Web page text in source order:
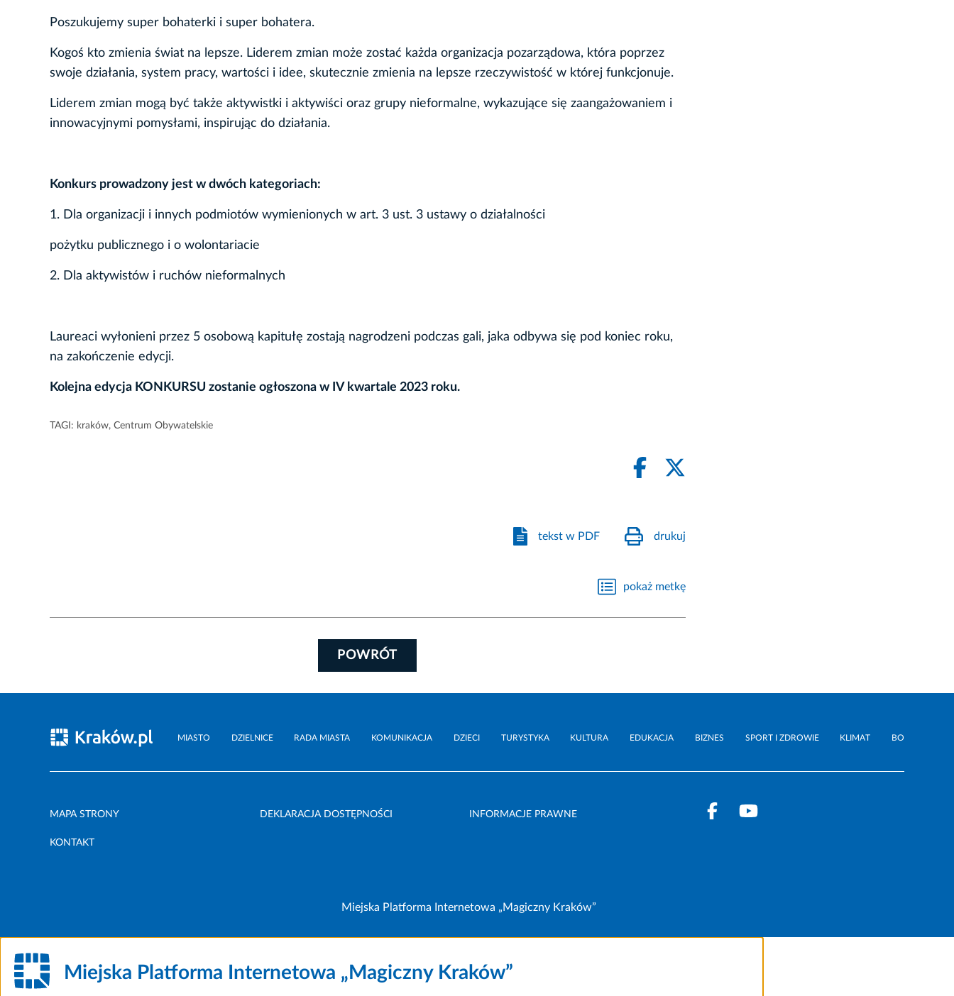
Poszukujemy super bohaterki i super bohatera.
Kogoś kto zmienia świat na lepsze. Liderem zmian może zostać każda organizacja pozarządowa, która poprzez
swoje działania, system pracy, wartości i idee, skutecznie zmienia na lepsze rzeczywistość w której funkcjonuje.
Liderem zmian mogą być także aktywistki i aktywiści oraz grupy nieformalne, wykazujące się zaangażowaniem i
innowacyjnymi pomysłami, inspirując do działania.
Konkurs prowadzony jest w dwóch kategoriach:
1. Dla organizacji i innych podmiotów wymienionych w art. 3 ust. 3 ustawy o działalności
pożytku publicznego i o wolontariacie
2. Dla aktywistów i ruchów nieformalnych
Laureaci wyłonieni przez 5 osobową kapitułę zostają nagrodzeni podczas gali, jaka odbywa się pod koniec roku,
na zakończenie edycji.
Kolejna edycja KONKURSU zostanie ogłoszona w IV kwartale 2023 roku.
TAGI: kraków, Centrum Obywatelskie
tekst w PDF drukuj
pokaż metkę
POWRÓT
MIASTO DZIELNICE RADA MIASTA KOMUNIKACJA DZIECI TURYSTYKA KULTURA EDUKACJA BIZNES SPORT I ZDROWIE KLIMAT BO
MAPA STRONY DEKLARACJA DOSTĘPNOŚCI INFORMACJE PRAWNE
KONTAKT
Miejska Platforma Internetowa „Magiczny Kraków”
Miejska Platforma Internetowa „Magiczny Kraków”